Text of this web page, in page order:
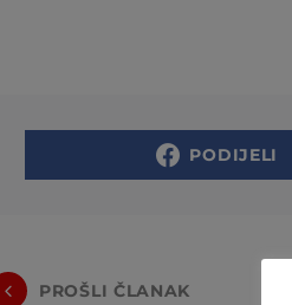
PODIJELI
PROŠLI ČLANAK